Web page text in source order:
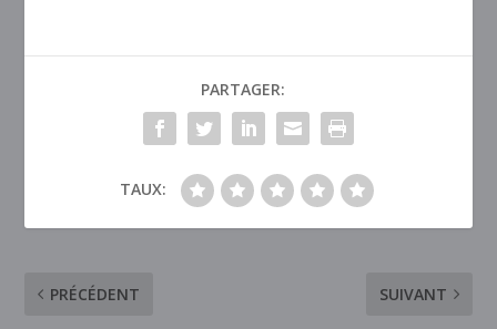
PARTAGER:
TAUX:
PRÉCÉDENT SUIVANT